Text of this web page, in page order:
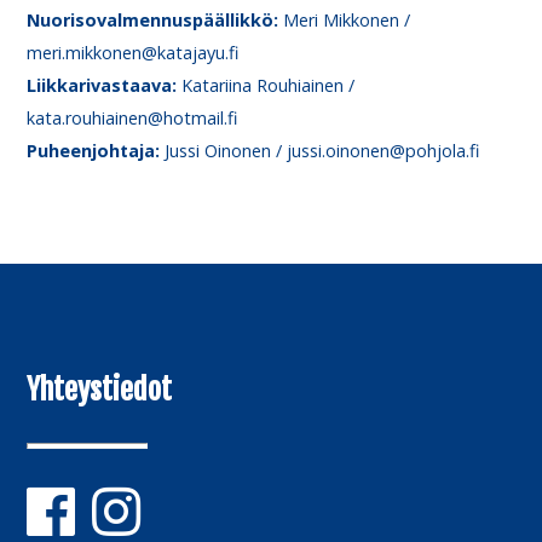
Nuorisovalmennuspäällikkö: Meri Mikkonen /
meri.mikkonen@katajayu.fi
Liikkarivastaava: Katariina Rouhiainen /
kata.rouhiainen@hotmail.fi
Puheenjohtaja: Jussi Oinonen / jussi.oinonen@pohjola.fi
Yhteystiedot